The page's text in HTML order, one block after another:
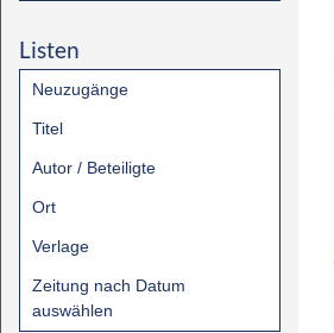
Listen
Neuzugänge
Titel
Autor / Beteiligte
Ort
Verlage
Zeitung nach Datum
auswählen